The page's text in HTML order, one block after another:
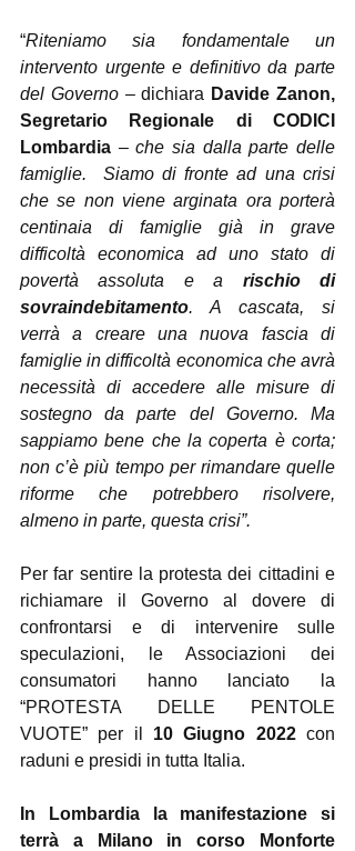
“Riteniamo sia fondamentale un
intervento urgente e definitivo da parte
del Governo – dichiara Davide Zanon,
Segretario Regionale di CODICI
Lombardia – che sia dalla parte delle
famiglie.  Siamo di fronte ad una crisi
che se non viene arginata ora porterà
centinaia di famiglie già in grave
difficoltà economica ad uno stato di
povertà assoluta e a rischio di
sovraindebitamento. A cascata, si
verrà a creare una nuova fascia di
famiglie in difficoltà economica che avrà
necessità di accedere alle misure di
sostegno da parte del Governo. Ma
sappiamo bene che la coperta è corta;
non c’è più tempo per rimandare quelle
riforme che potrebbero risolvere,
almeno in parte, questa crisi”.
Per far sentire la protesta dei cittadini e
richiamare il Governo al dovere di
confrontarsi e di intervenire sulle
speculazioni, le Associazioni dei
consumatori hanno lanciato la
“PROTESTA DELLE PENTOLE
VUOTE” per il 10 Giugno 2022 con
raduni e presidi in tutta Italia.
In Lombardia la manifestazione si
terrà a Milano in corso Monforte